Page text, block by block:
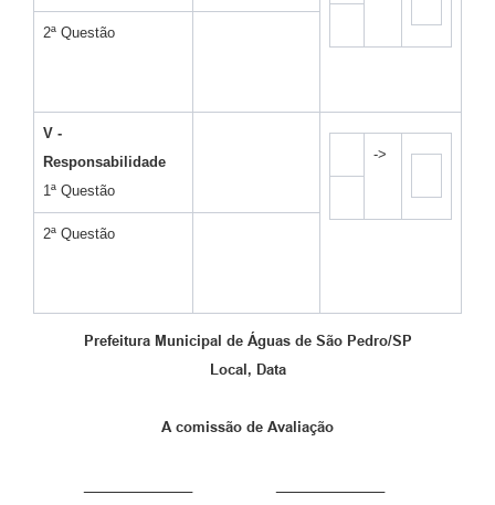
2ª Questão
V -
Responsabilidade
1ª Questão
->
2ª Questão
Prefeitura Municipal de Águas de São Pedro/SP
Local, Data
A comissão de Avaliação